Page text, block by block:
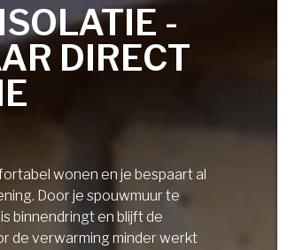
-
DIRECT
wonen en je bespaart al
Door je spouwmuur te
binnendringt en blijft de
de verwarming minder werkt